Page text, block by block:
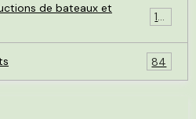
de bateaux et
119
84